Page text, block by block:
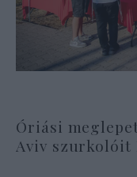
Óriási
Aviv szurkolóit